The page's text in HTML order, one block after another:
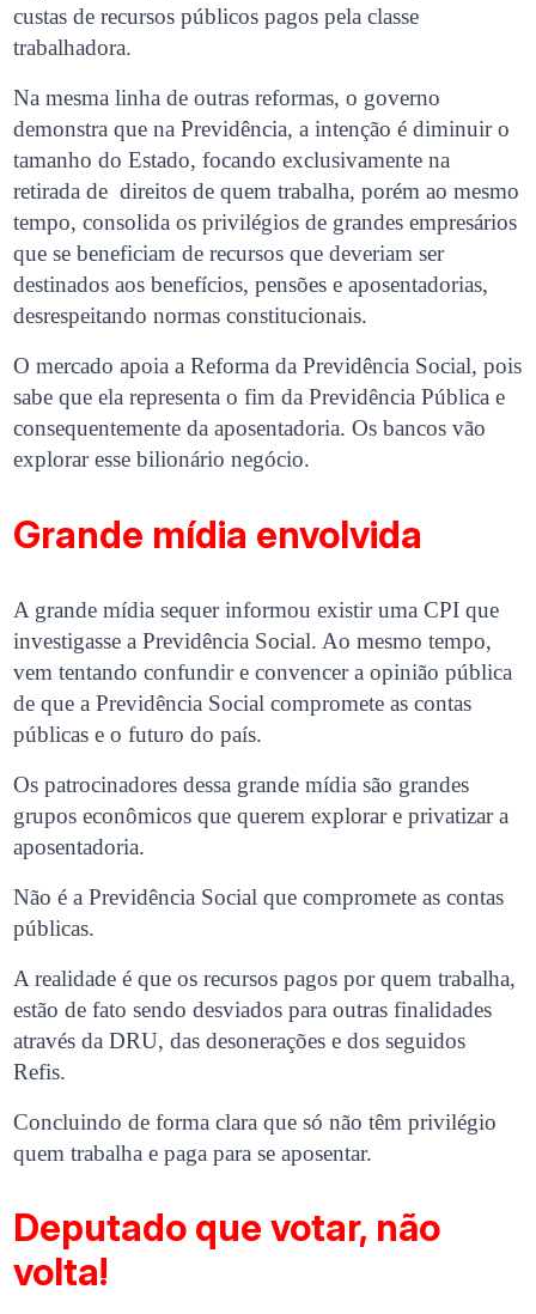
custas de recursos públicos pagos pela classe
trabalhadora.
Na mesma linha de outras reformas, o governo
demonstra que na Previdência, a intenção é diminuir o
tamanho do Estado, focando exclusivamente na
retirada de direitos de quem trabalha, porém ao mesmo
tempo, consolida os privilégios de grandes empresários
que se beneficiam de recursos que deveriam ser
destinados aos benefícios, pensões e aposentadorias,
desrespeitando normas constitucionais.
O mercado apoia a Reforma da Previdência Social, pois
sabe que ela representa o fim da Previdência Pública e
consequentemente da aposentadoria. Os bancos vão
explorar esse bilionário negócio.
Grande mídia envolvida
A grande mídia sequer informou existir uma CPI que
investigasse a Previdência Social. Ao mesmo tempo,
vem tentando confundir e convencer a opinião pública
de que a Previdência Social compromete as contas
públicas e o futuro do país.
Os patrocinadores dessa grande mídia são grandes
grupos econômicos que querem explorar e privatizar a
aposentadoria.
Não é a Previdência Social que compromete as contas
públicas.
A realidade é que os recursos pagos por quem trabalha,
estão de fato sendo desviados para outras finalidades
através da DRU, das desonerações e dos seguidos
Refis.
Concluindo de forma clara que só não têm privilégio
quem trabalha e paga para se aposentar.
Deputado que votar, não
volta!